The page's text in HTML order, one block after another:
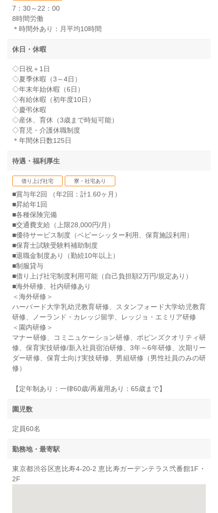
7：30～22：00
8時間労働
＊時間外あり：月平均10時間
休日・休暇
◇日祝＋1日
◇夏季休暇（3～4日）
◇年末年始休暇（6日）
◇有給休暇（初年度10日）
◇慶弔休暇
◇産休、育休（3歳まで時短可能）
◇育児・介護休職制度
＊年間休日数125日
待遇・福利厚生
借り上げ社宅 寮・社宅あり
■賞与年2回 （年2回：計1.60ヶ月）
■昇給年1回
■各種保険完備
■交通費支給（上限28,000円/月）
■優待サービス制度（ベビーシッター利用、保育施設利用）
■保育士試験受験料補助制度
■退職金制度あり（勤続10年以上）
■制服貸与
■借り上げ社宅制度利用可能（自己負担額2万円/規定あり）
■海外研修、社内研修あり
＜海外研修＞
ハーバード大学乳幼児教育研修、スタンフォード大学幼児教育
研修、ノーランド・カレッジ留学、レッジョ・エミリア研修
＜園内研修＞
マナー研修、コミニュケーション研修、ポピンズクオリティ研
修、保育実技研修/新入社員宿泊研修、3年～6年研修、次期リー
ダー研修、保育士向け実技研修、男組研修（男性社員のみの研
修）
【定年制あり：一律60歳/再雇用あり：65歳まで】
園児数
定員60名
勤務地・最寄駅
東京都渋谷区恵比寿4-20-2 恵比寿ガーデンテラス弐番館1F・
2F